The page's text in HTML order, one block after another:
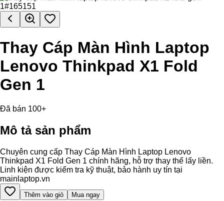
Thay Cáp Màn Hình Laptop
Lenovo Thinkpad X1 Fold
Gen 1
Đã bán 100+
Mô tả sản phẩm
Chuyên cung cấp Thay Cáp Màn Hình Laptop Lenovo
Thinkpad X1 Fold Gen 1 chính hãng, hỗ trợ thay thế lấy liền.
Linh kiện được kiểm tra kỹ thuật, bảo hành uy tín tại
mainlaptop.vn
Thêm vào giỏ Mua ngay